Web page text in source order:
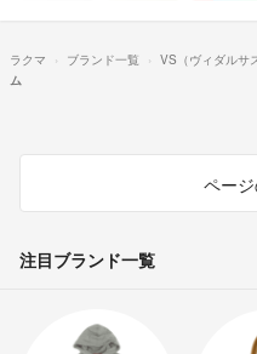
ラクマ ブランド一覧 VS（ヴィダルサ
ム
ペー
注目ブランド一覧